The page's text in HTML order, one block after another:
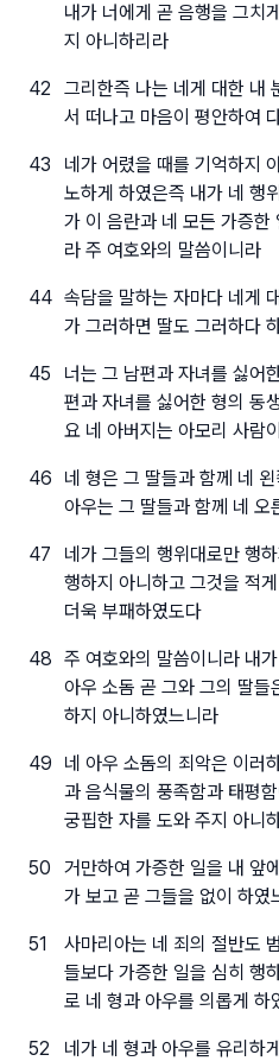
내가 너에게 곧 음행을 그치
지 아니하리라
42
그리한즉 나는 네게 대한 내
서 떠나고 마음이 평안하여
43
네가 어렸을 때를 기억하지
노하게 하였은즉 내가 네 행
가 이 음란과 네 모든 가증한
라 주 여호와의 말씀이니라
44 속담을 말하는 자마다 네게
가 그러하면 딸도 그러하다
45
너는 그 남편과 자녀를 싫어
편과 자녀를 싫어한 형의 동
요 네 아버지는 아모리 사람
46
네 형은 그 딸들과 함께 네
아우는 그 딸들과 함께 네 오
47
네가 그들의 행위대로만 행
행하지 아니하고 그것을 적
더욱 부패하였도다
48 주 여호와의 말씀이니라 내
아우 소돔 곧 그와 그의 딸들
하지 아니하였느니라
49
네 아우 소돔의 죄악은 이러
과 음식물의 풍족함과 태평
궁핍한 자를 도와 주지 아니
50
거만하여 가증한 일을 내 앞
가 보고 곧 그들을 없이 하였
51
사마리아는 네 죄의 절반도
들보다 가증한 일을 심히 행
로 네 형과 아우를 의롭게 하
52
네가 네 형과 아우를 유리하